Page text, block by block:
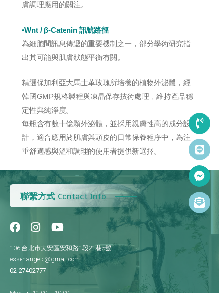
膚調理應用的關注。
•Wnt / β-Catenin 訊號路徑
為細胞間訊息傳遞的重要機制之一，部分學術研究指
出其可能與肌膚狀態平衡有關。
精選保加利亞大馬士革玫瑰所培養的植物外泌體，經
韓國GMP規格製程與凍晶保存技術處理，維持產品穩
定性與純淨度。
每瓶含有數十億顆外泌體，並採用親膚性高的成分設
計，適合應用於肌膚與頭皮的日常保養程序中，為注
重舒適感與溫和調理的使用者提供新選擇。
聯繫方式 Contact Info
106 台北市大安區安和路1段21巷5號
essenangelo@gmail.com
02-27402777